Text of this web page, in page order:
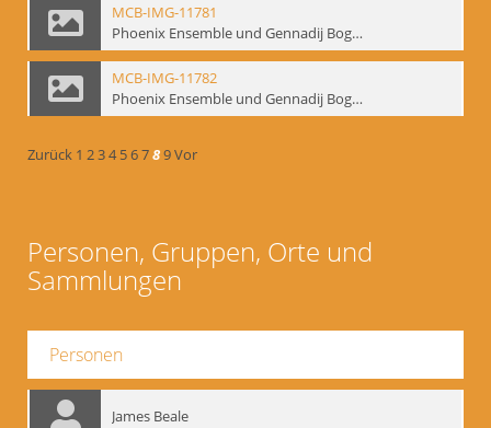
MCB-IMG-11781
Phoenix Ensemble und Gennadij Bogdanow; BM-img-105-7
MCB-IMG-11782
Phoenix Ensemble und Gennadij Bogdanow; BM-img-105-8
Zurück 1 234 56789Vor
Personen, Gruppen, Orte und
Sammlungen
Personen
James Beale